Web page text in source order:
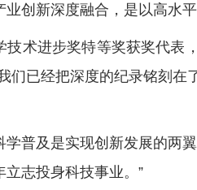
新深度融合，是以高水平
进步奖特等奖获奖代表，
们已经把深度的纪录铭刻
及是实现创新发展的两翼
志投身科技事业。”